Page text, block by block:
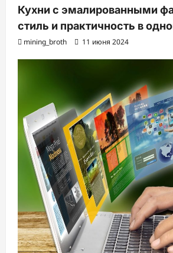
Кухни с эмалированными
стиль и практичность в
mining_broth 11 июня 2024